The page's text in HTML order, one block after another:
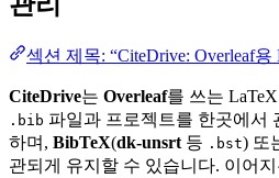
섹션 제목: “CiteDrive: Overleaf
CiteDrive는 Overleaf를 쓰는
.bib 파일과 프로젝트를 한곳에서
하며, BibTeX(dk-unsrt 등 .bst) 또
관되게 유지할 수 있습니다. 이어